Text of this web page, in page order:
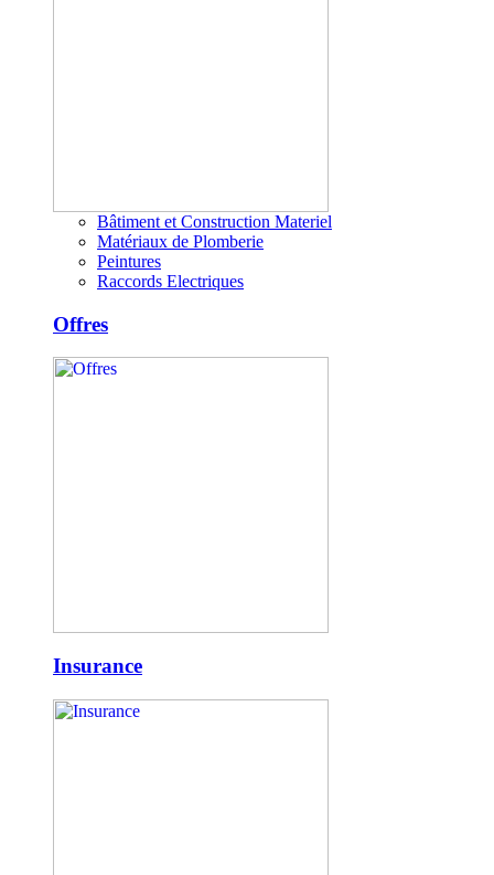
Bâtiment et Construction Materiel
Matériaux de Plomberie
Peintures
Raccords Electriques
Offres
Insurance